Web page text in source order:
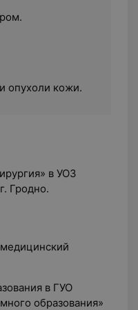
опухоли кожи.
в УОЗ
Гродно.
в ГУО
образования»